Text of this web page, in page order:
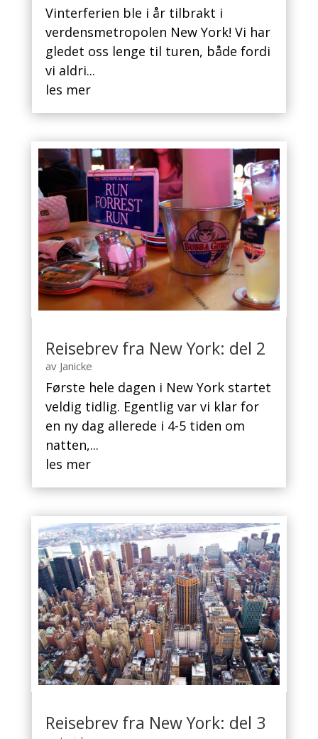
Vinterferien ble i år tilbrakt i
verdensmetropolen New York! Vi har
gledet oss lenge til turen, både fordi
vi aldri...
les mer
Reisebrev fra New York: del 2
av Janicke
Første hele dagen i New York startet
veldig tidlig. Egentlig var vi klar for
en ny dag allerede i 4-5 tiden om
natten,...
les mer
Reisebrev fra New York: del 3